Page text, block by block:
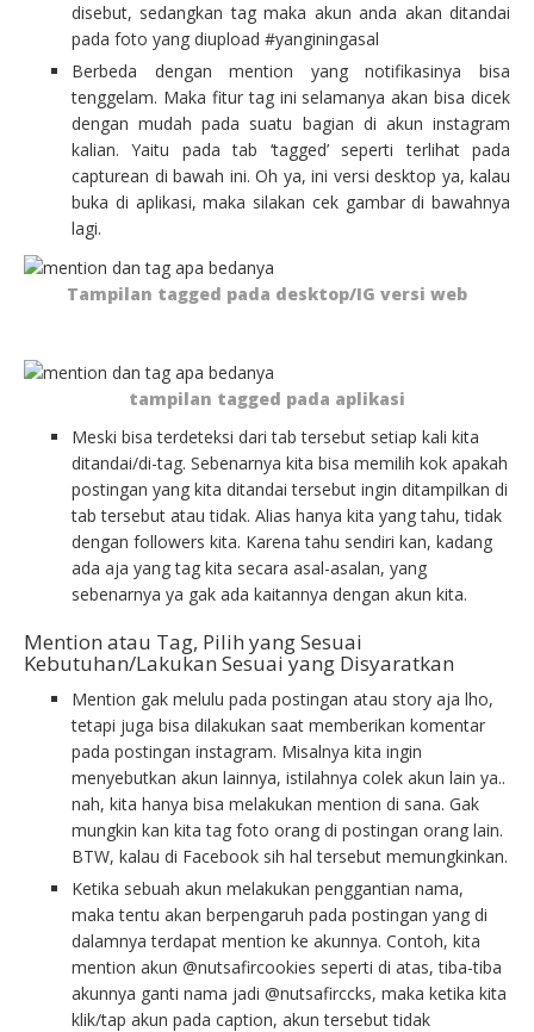
disebut, sedangkan tag maka akun anda akan ditandai
pada foto yang diupload #yanginingasal
Berbeda dengan mention yang notifikasinya bisa
tenggelam. Maka fitur tag ini selamanya akan bisa dicek
dengan mudah pada suatu bagian di akun instagram
kalian. Yaitu pada tab ‘tagged’ seperti terlihat pada
capturean di bawah ini. Oh ya, ini versi desktop ya, kalau
buka di aplikasi, maka silakan cek gambar di bawahnya
lagi.
Tampilan tagged pada desktop/IG versi web
tampilan tagged pada aplikasi
Meski bisa terdeteksi dari tab tersebut setiap kali kita
ditandai/di-tag. Sebenarnya kita bisa memilih kok apakah
postingan yang kita ditandai tersebut ingin ditampilkan di
tab tersebut atau tidak. Alias hanya kita yang tahu, tidak
dengan followers kita. Karena tahu sendiri kan, kadang
ada aja yang tag kita secara asal-asalan, yang
sebenarnya ya gak ada kaitannya dengan akun kita.
Mention atau Tag, Pilih yang Sesuai
Kebutuhan/Lakukan Sesuai yang Disyaratkan
Mention gak melulu pada postingan atau story aja lho,
tetapi juga bisa dilakukan saat memberikan komentar
pada postingan instagram. Misalnya kita ingin
menyebutkan akun lainnya, istilahnya colek akun lain ya..
nah, kita hanya bisa melakukan mention di sana. Gak
mungkin kan kita tag foto orang di postingan orang lain.
BTW, kalau di Facebook sih hal tersebut memungkinkan.
Ketika sebuah akun melakukan penggantian nama,
maka tentu akan berpengaruh pada postingan yang di
dalamnya terdapat mention ke akunnya. Contoh, kita
mention akun @nutsafircookies seperti di atas, tiba-tiba
akunnya ganti nama jadi @nutsafirccks, maka ketika kita
klik/tap akun pada caption, akun tersebut tidak